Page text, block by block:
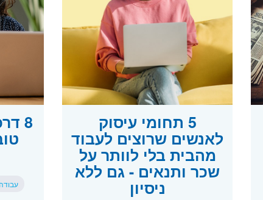
5 תחומי עיסוק
לאנשים שרוצים לעבוד
מהבית בלי לוותר על
שכר ותנאים - גם ללא
ניסיון
8